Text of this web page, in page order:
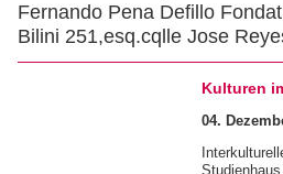
Fernando Pena Defillo
Bilini 251,esq.cqlle Jose
Kulturen
04.